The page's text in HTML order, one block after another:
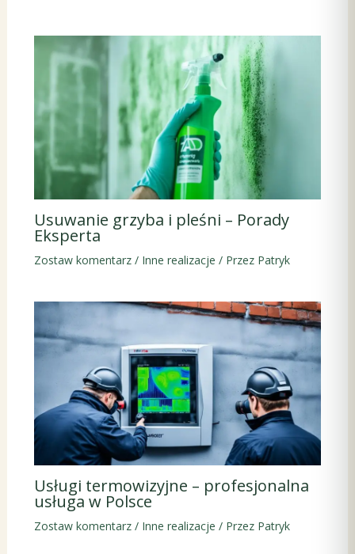
Usuwanie grzyba i pleśni – Porady
Eksperta
Zostaw komentarz / Inne realizacje / Przez Patryk
Usługi termowizyjne – profesjonalna
usługa w Polsce
Zostaw komentarz / Inne realizacje / Przez Patryk